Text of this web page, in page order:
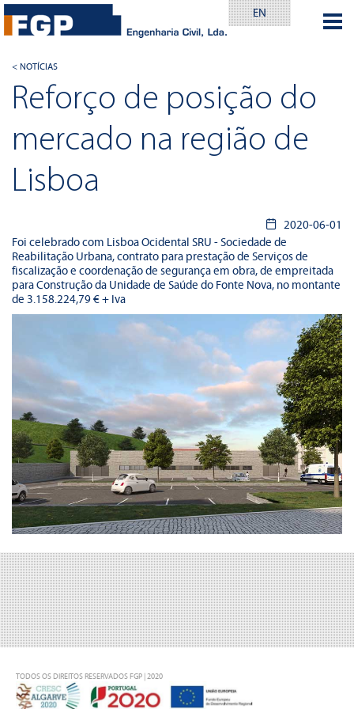
EN
< NOTÍCIAS
Reforço de posição do
mercado na região de
Lisboa
2020-06-01
Foi celebrado com Lisboa Ocidental SRU - Sociedade de
Reabilitação Urbana, contrato para prestação de Serviços de
fiscalização e coordenação de segurança em obra, de empreitada
para Construção da Unidade de Saúde do Fonte Nova, no montante
de 3.158.224,79 € + Iva
TODOS OS DIREITOS RESERVADOS FGP | 2020